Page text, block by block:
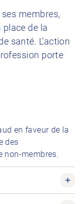
membres,
de la
santé. L’action
porte
en faveur de la
des
non-membres.